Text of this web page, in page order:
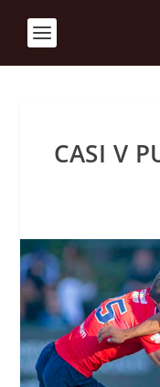
CASI V